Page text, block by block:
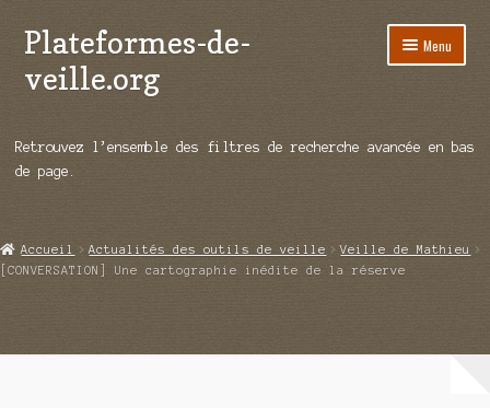
Aller
à
la
Aller
au
contenu
Plateformes-de-
veille.org
Menu
Répertoire d’ouitils
Démos vidéos
Retrouvez l’ensemble des filtres de recherche avancée en bas
de page.
Accueil Actualités des outils de veille
Veille de Mathieu
[CONVERSATION] Une cartographie inédite de la réserve